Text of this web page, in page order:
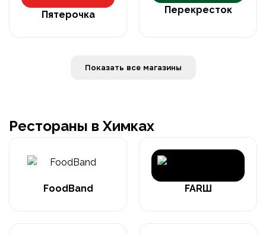
Пятерочка Перекресток
Показать все магазины
Рестораны в Химках
FoodBand FARШ